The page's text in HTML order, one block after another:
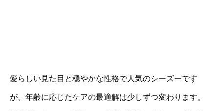
愛らしい見た目と穏やかな性格で人気のシーズーです
が、年齢に応じたケアの最適解は少しずつ変わります。